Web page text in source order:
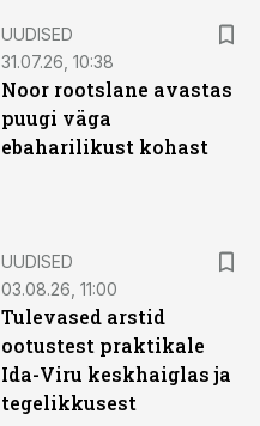
UUDISED
31.07.26, 10:38
Noor rootslane avastas
puugi väga
ebaharilikust kohast
UUDISED
03.08.26, 11:00
Tulevased arstid
ootustest praktikale
Ida-Viru keskhaiglas ja
tegelikkusest